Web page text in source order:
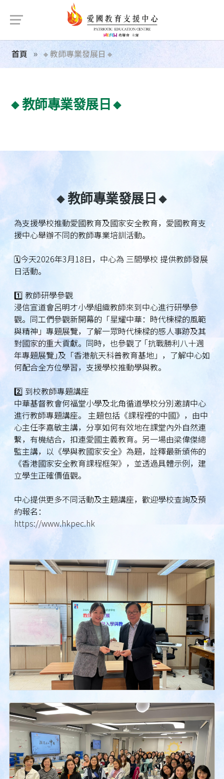
首頁 🔸️教師專業發展日🔸
🔸️教師專業發展日🔸
🔸️教師專業發展日🔸
為支援學校推動愛國教育及國家安全教育，愛國教育支
援中心舉辦不同的教師專業培訓活動。
🗓️今天2026年3月18日，中心為 三間學校 提供教師發展
日活動。
1️⃣ 教師研學參觀
浸信宣道會呂明才小學組織教師來到中心進行研學參
觀。同工們參觀新開幕的「星耀中華：時代棟樑的風範
與精神」專題展覽，了解一眾時代棟樑的感人事跡及其
對國家的重大貢獻。同時，也參觀了 ｢抗戰勝利八十週
年專題展覽｣及「香港航天科普教育基地」，了解中心如
何配合全方位學習，支援學校推動學與教。
2️⃣ 到校教師專題講座
中華基督教會何福堂小學及北角循道學校分別邀請中心
進行教師專題講座。 主題包括《課程裡的中國》，由中
心主任李嘉敏主講，分享如何有效地在課堂內外自然連
繫，有機結合，扣連愛國主義教育。另一場由梁偉傑總
監主講，以《學與教國家安全》為題，詮釋最新頒佈的
《香港國家安全教育課程框架》，並透過具體示例，建
立學生正確價值觀。
中心提供更多不同活動及主題講座，歡迎學校查詢及預
約報名：
https://www.hkpec.hk